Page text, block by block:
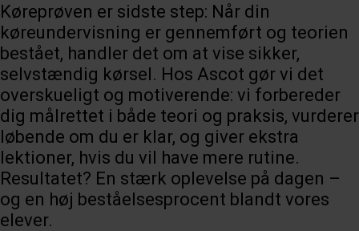
Køreprøven er sidste step: Når din
køreundervisning er gennemført og teorien
bestået, handler det om at vise sikker,
selvstændig kørsel. Hos Ascot gør vi det
overskueligt og motiverende: vi forbereder
dig målrettet i både teori og praksis, vurderer
løbende om du er klar, og giver ekstra
lektioner, hvis du vil have mere rutine.
Resultatet? En stærk oplevelse på dagen –
og en høj beståelsesprocent blandt vores
elever.